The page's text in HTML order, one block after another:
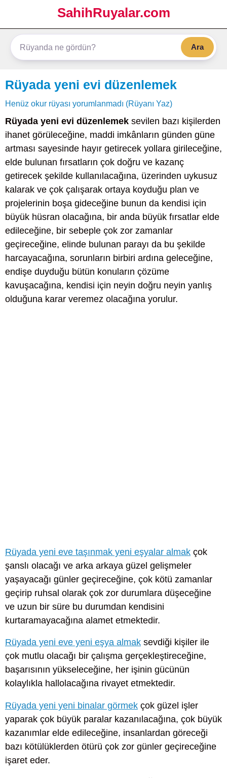
SahihRuyalar.com
Ara
Rüyada yeni evi düzenlemek
Henüz okur rüyası yorumlanmadı (Rüyanı Yaz)
Rüyada yeni evi düzenlemek sevilen bazı kişilerden
ihanet görüleceğine, maddi imkânların günden güne
artması sayesinde hayır getirecek yollara girileceğine,
elde bulunan fırsatların çok doğru ve kazanç
getirecek şekilde kullanılacağına, üzerinden uykusuz
kalarak ve çok çalışarak ortaya koyduğu plan ve
projelerinin boşa gideceğine bunun da kendisi için
büyük hüsran olacağına, bir anda büyük fırsatlar elde
edileceğine, bir sebeple çok zor zamanlar
geçireceğine, elinde bulunan parayı da bu şekilde
harcayacağına, sorunların birbiri ardına geleceğine,
endişe duyduğu bütün konuların çözüme
kavuşacağına, kendisi için neyin doğru neyin yanlış
olduğuna karar veremez olacağına yorulur.
Rüyada yeni eve taşınmak yeni eşyalar almak çok
şanslı olacağı ve arka arkaya güzel gelişmeler
yaşayacağı günler geçireceğine, çok kötü zamanlar
geçirip ruhsal olarak çok zor durumlara düşeceğine
ve uzun bir süre bu durumdan kendisini
kurtaramayacağına alamet etmektedir.
Rüyada yeni eve yeni eşya almak sevdiği kişiler ile
çok mutlu olacağı bir çalışma gerçekleştireceğine,
başarısının yükseleceğine, her işinin gücünün
kolaylıkla hallolacağına rivayet etmektedir.
Rüyada yeni yeni binalar görmek çok güzel işler
yaparak çok büyük paralar kazanılacağına, çok büyük
kazanımlar elde edileceğine, insanlardan göreceği
bazı kötülüklerden ötürü çok zor günler geçireceğine
işaret eder.